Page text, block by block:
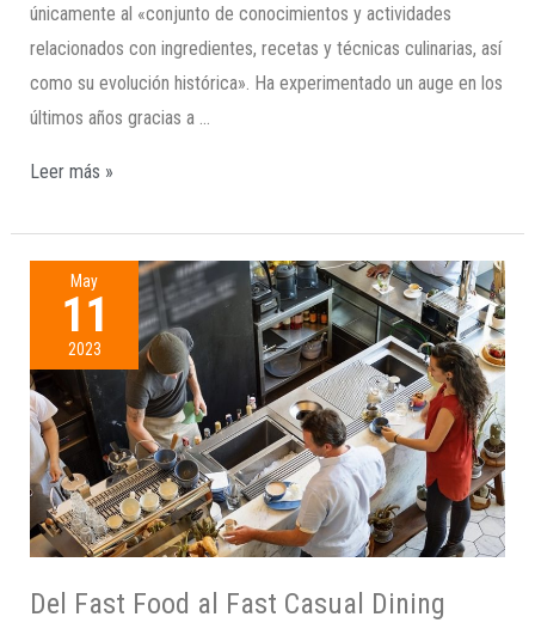
únicamente al «conjunto de conocimientos y actividades
relacionados con ingredientes, recetas y técnicas culinarias, así
como su evolución histórica». Ha experimentado un auge en los
últimos años gracias a …
Leer más »
May
11
2023
Del Fast Food al Fast Casual Dining